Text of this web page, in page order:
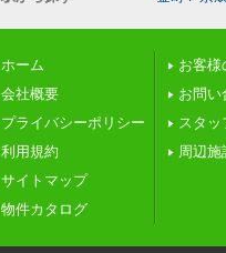
ホーム
会社概要
プライバシーポリシー
利用規約
サイトマップ
物件カタログ
お客様
お問い
スタッ
周辺施